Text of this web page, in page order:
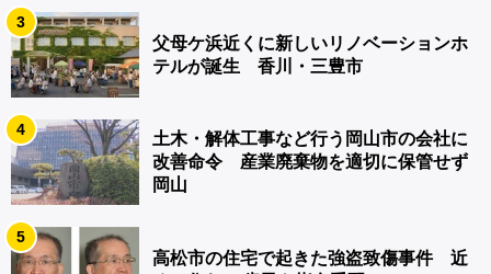
3
父母ケ浜近くに新しいリノベーションホ
テルが誕生 香川・三豊市
4
土木・解体工事など行う岡山市の会社に
改善命令 産業廃棄物を適切に保管せず
岡山
5
高松市の住宅で起きた強盗致傷事件 近